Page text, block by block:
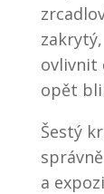
ovlivnit
opět
Šestý
a